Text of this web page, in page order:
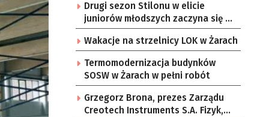
Drugi sezon Stilonu w elicie
juniorów młodszych zaczyna się w
sobotę
Wakacje na strzelnicy LOK w Żarach
Termomodernizacja budynków
SOSW w Żarach w pełni robót
Grzegorz Brona, prezes Zarządu
Creotech Instruments S.A. Fizyk,